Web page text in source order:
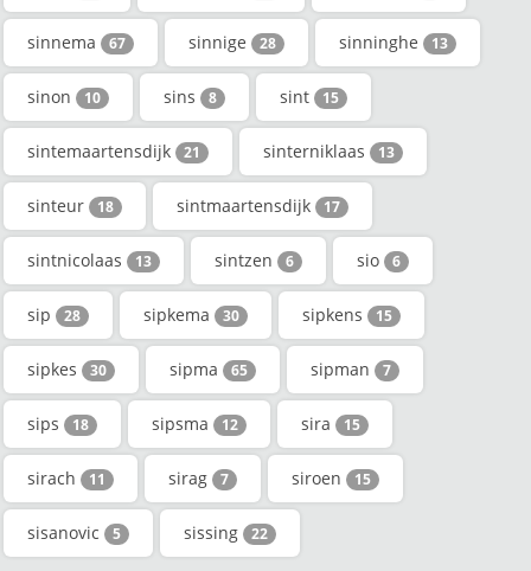
sinnema 67 sinnige 28 sinninghe 13
sinon 10 sins 8 sint 15
sintemaartensdijk 21 sinterniklaas 13
sinteur 18 sintmaartensdijk 17
sintnicolaas 13 sintzen 6 sio 6
sip 28 sipkema 30 sipkens 15
sipkes 30 sipma 65 sipman 7
sips 18 sipsma 12 sira 15
sirach 11 sirag 7 siroen 15
sisanovic 5 sissing 22